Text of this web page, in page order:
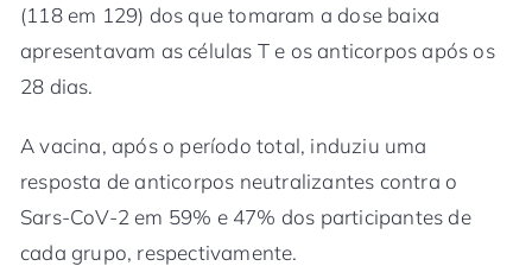
(118 em 129) dos que tomaram a dose baixa
apresentavam as células T e os anticorpos após os
28 dias.
A vacina, após o período total, induziu uma
resposta de anticorpos neutralizantes contra o
Sars-CoV-2 em 59% e 47% dos participantes de
cada grupo, respectivamente.